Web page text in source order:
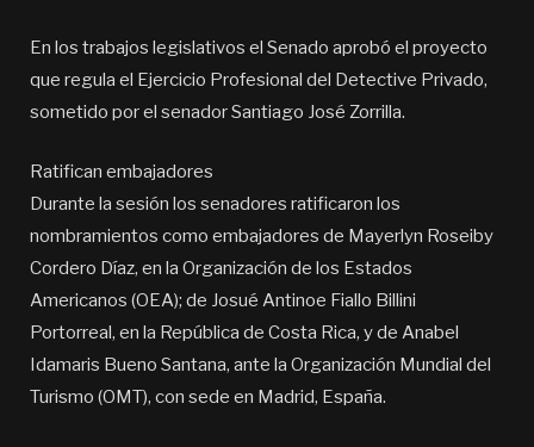
En los trabajos legislativos el Senado aprobó el proyecto
que regula el Ejercicio Profesional del Detective Privado,
sometido por el senador Santiago José Zorrilla.
Ratifican embajadores
Durante la sesión los senadores ratificaron los
nombramientos como embajadores de Mayerlyn Roseiby
Cordero Díaz, en la Organización de los Estados
Americanos (OEA); de Josué Antinoe Fiallo Billini
Portorreal, en la República de Costa Rica, y de Anabel
Idamaris Bueno Santana, ante la Organización Mundial del
Turismo (OMT), con sede en Madrid, España.